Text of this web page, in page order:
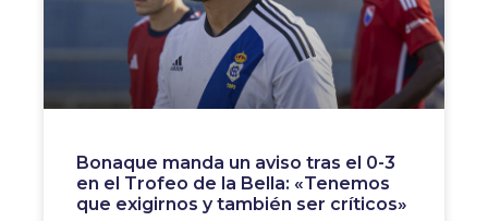
Bonaque manda un aviso tras el 0-3
en el Trofeo de la Bella: «Tenemos
que exigirnos y también ser críticos»